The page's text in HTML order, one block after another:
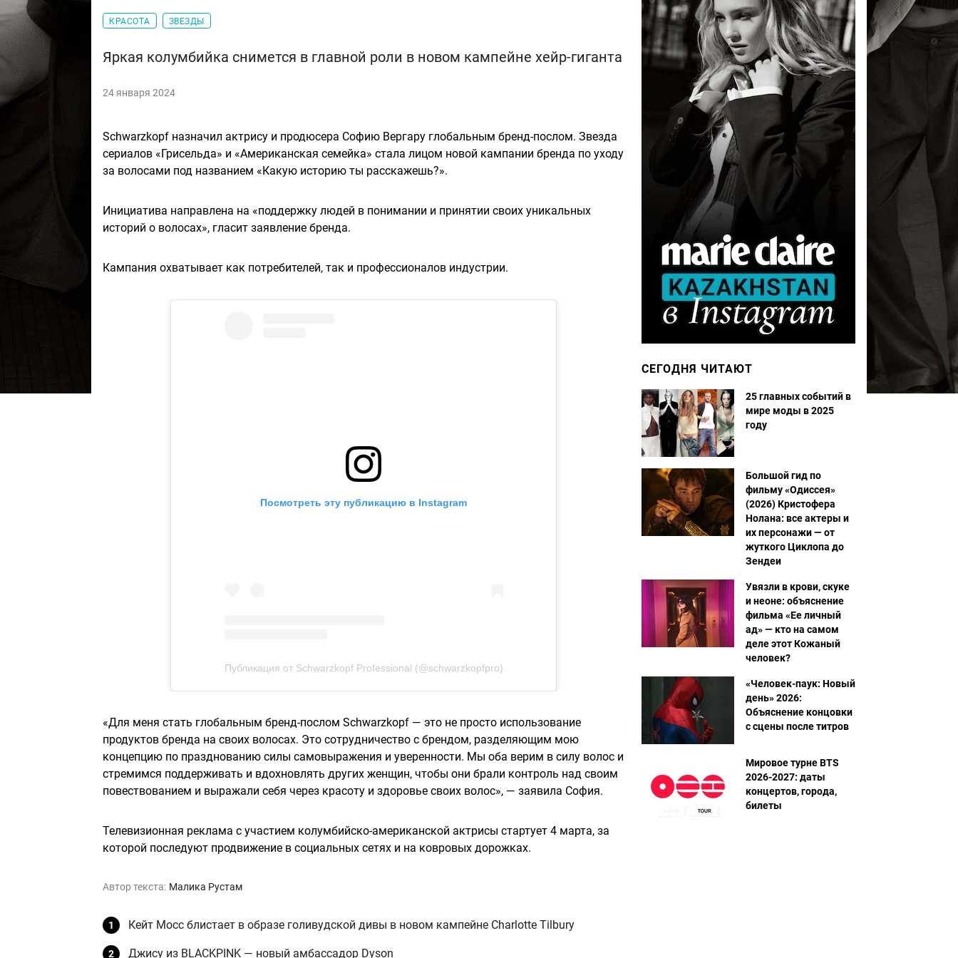
КРАСОТА ЗВЕЗДЫ
Яркая колумбийка снимется в главной роли в новом кампейне хейр-гиганта
24 января 2024
Schwarzkopf назначил актрису и продюсера Софию Вергару глобальным бренд-послом. Звезда
сериалов «Грисельда» и «Американская семейка» стала лицом новой кампании бренда по уходу
за волосами под названием «Какую историю ты расскажешь?».
Инициатива направлена на «поддержку людей в понимании и принятии своих уникальных
историй о волосах», гласит заявление бренда.
Кампания охватывает как потребителей, так и профессионалов индустрии.
Посмотреть эту публикацию в Instagram
Публикация от Schwarzkopf Professional (@schwarzkopfpro)
«Для меня стать глобальным бренд-послом Schwarzkopf — это не просто использование
продуктов бренда на своих волосах. Это сотрудничество с брендом, разделяющим мою
концепцию по празднованию силы самовыражения и уверенности. Мы оба верим в силу волос и
стремимся поддерживать и вдохновлять других женщин, чтобы они брали контроль над своим
повествованием и выражали себя через красоту и здоровье своих волос», — заявила София.
Телевизионная реклама с участием колумбийско-американской актрисы стартует 4 марта, за
которой последуют продвижение в социальных сетях и на ковровых дорожках.
Автор текста: Малика Рустам
Кейт Мосс блистает в образе голивудской дивы в новом кампейне Charlotte Tilbury
Джису из BLACKPINK — новый амбассадор Dyson
СЕГОДНЯ ЧИТАЮТ
25 главных событий в
мире моды в 2025
году
Большой гид по
фильму «Одиссея»
(2026) Кристофера
Нолана: все актеры и
их персонажи — от
жуткого Циклопа до
Зендеи
Увязли в крови, скуке
и неоне: объяснение
фильма «Ее личный
ад» — кто на самом
деле этот Кожаный
человек?
«Человек-паук: Новый
день» 2026:
Объяснение концовки
с сцены после титров
Мировое турне BTS
2026-2027: даты
концертов, города,
билеты